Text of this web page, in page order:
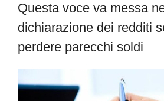
Questa voce va messa
dichiarazione dei redditi
perdere parecchi soldi